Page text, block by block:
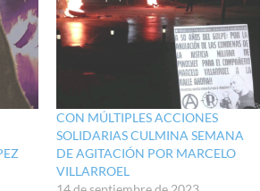
CON MÚLTIPLES ACCIONES
SOLIDARIAS CULMINA SEMANA
DE AGITACIÓN POR MARCELO
VILLARROEL